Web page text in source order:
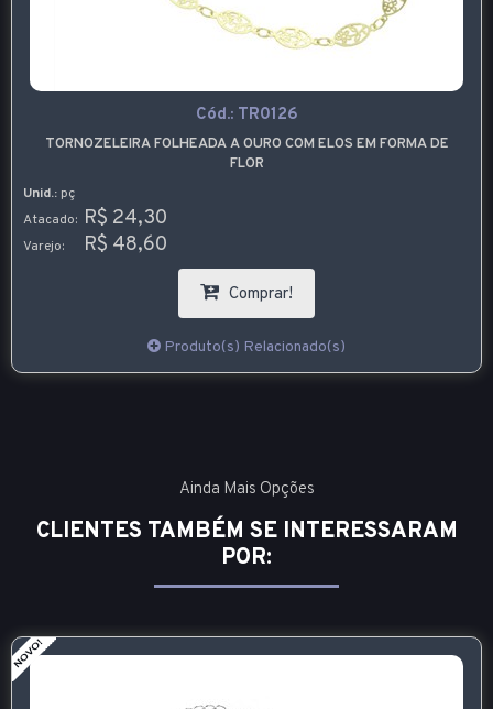
Cód.: TR0126
TORNOZELEIRA FOLHEADA A OURO COM ELOS EM FORMA DE
FLOR
Unid.: pç
Atacado: R$ 24,30
Varejo: R$ 48,60
Comprar!
Produto(s) Relacionado(s)
Ainda Mais Opções
CLIENTES TAMBÉM SE INTERESSARAM
POR: